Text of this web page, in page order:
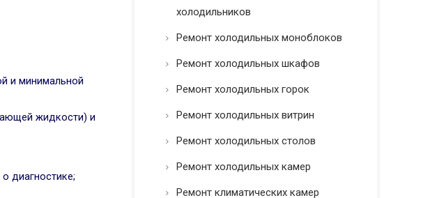
и минимальной
жидкости) и
диагностике;
холодильников
Ремонт холодильных моноблоков
Ремонт холодильных шкафов
Ремонт холодильных горок
Ремонт холодильных витрин
Ремонт холодильных столов
Ремонт холодильных камер
Ремонт климатических камер